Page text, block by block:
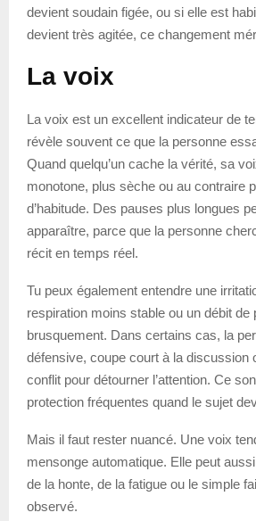
devient soudain figée, ou si elle est
devient très agitée, ce changement
La voix
La voix est un excellent indicateur de
révèle souvent ce que la personne
Quand quelqu’un cache la vérité, sa
monotone, plus sèche ou au contraire
d’habitude. Des pauses plus longues
apparaître, parce que la personne
récit en temps réel.
Tu peux également entendre une
respiration moins stable ou un débit de
brusquement. Dans certains cas, la
défensive, coupe court à la discussion
conflit pour détourner l’attention. Ce
protection fréquentes quand le sujet
Mais il faut rester nuancé. Une voix
mensonge automatique. Elle peut
de la honte, de la fatigue ou le simple
observé.